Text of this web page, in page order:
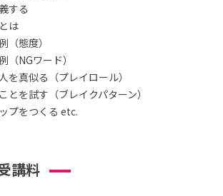
する
は
（態度）
（NGワード）
を真似る（プレイロール）
とを試す（ブレイクパターン）
プをつくる etc.
講料